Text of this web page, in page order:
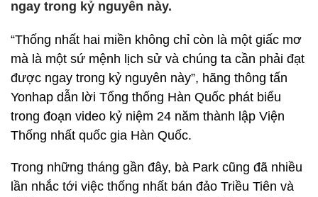
ngay trong kỷ nguyên này.
“Thống nhất hai miền không chỉ còn là một giấc mơ
mà là một sứ mệnh lịch sử và chúng ta cần phải đạt
được ngay trong kỷ nguyên này”, hãng thông tấn
Yonhap dẫn lời Tổng thống Hàn Quốc phát biểu
trong đoạn video kỷ niệm 24 năm thành lập Viện
Thống nhất quốc gia Hàn Quốc.
Trong những tháng gần đây, bà Park cũng đã nhiều
lần nhắc tới việc thống nhất bán đảo Triều Tiên và